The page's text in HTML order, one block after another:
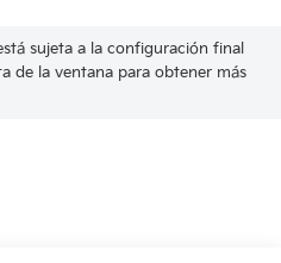
sujeta a la configuración final
de la ventana para obtener más